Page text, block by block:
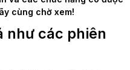
cùng chờ xem!
như các phiên